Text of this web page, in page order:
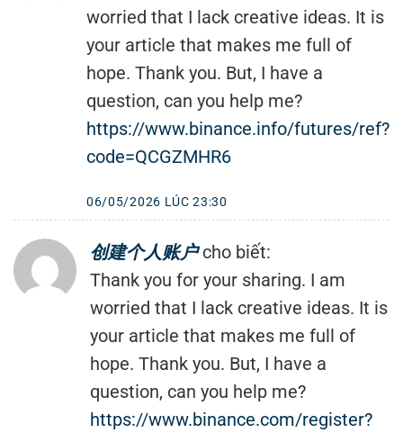
worried that I lack creative ideas. It is
your article that makes me full of
hope. Thank you. But, I have a
question, can you help me?
https://www.binance.info/futures/ref?
code=QCGZMHR6
06/05/2026 LÚC 23:30
创建个人账户 cho biết:
Thank you for your sharing. I am
worried that I lack creative ideas. It is
your article that makes me full of
hope. Thank you. But, I have a
question, can you help me?
https://www.binance.com/register?